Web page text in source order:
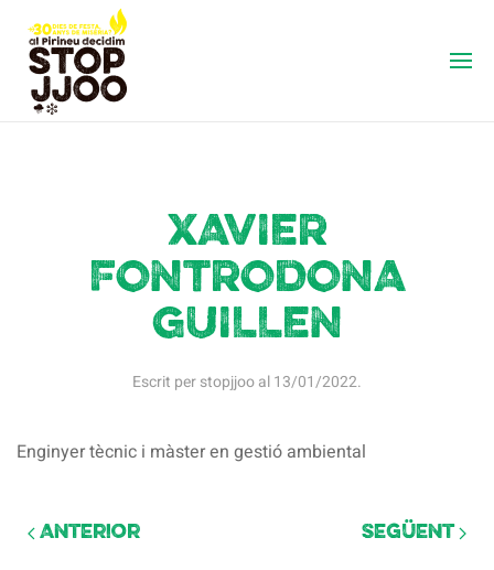
XAVIER
FONTRODONA
GUILLEN
Escrit perstopjjooal13/01/2022.
Enginyer tècnic i màster en gestió ambiental
Anterior Següent